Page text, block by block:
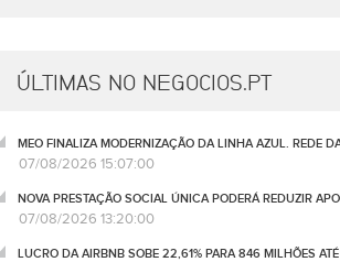
ÚLTIMAS NO NEGOCIOS.PT
MEO FINALIZA MODERNIZAÇÃO DA LINHA AZUL. REDE
07/08/2026 15:07:00
NOVA PRESTAÇÃO SOCIAL ÚNICA PODERÁ REDUZIR
07/08/2026 13:20:00
LUCRO DA AIRBNB SOBE 22,61% PARA 846 MILHÕES